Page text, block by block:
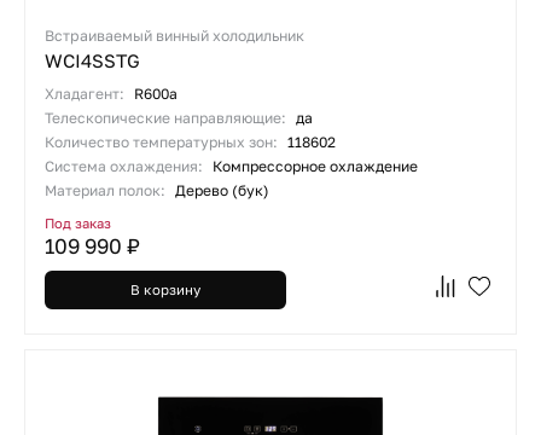
Встраиваемый винный холодильник
WCI4SSTG
Хладагент:
R600a
Телескопические направляющие: да
Количество температурных зон: 118602
Система охлаждения:
Компрессорное охлаждение
Материал полок: Дерево (бук)
Под заказ
109 990 ₽
В корзину